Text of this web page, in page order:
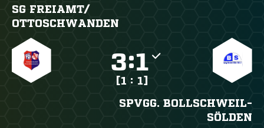
SG FREIAMT/​
OTTOSCHWANDEN
:
[1 : 1]
SPVGG. BOLLSCHWEIL-
SÖLDEN